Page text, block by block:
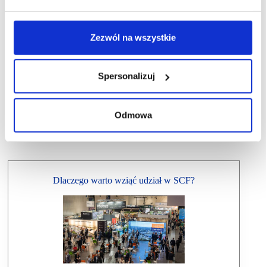
Zezwól na wszystkie
Spersonalizuj
Odmowa
Dlaczego warto wziąć udział w SCF?